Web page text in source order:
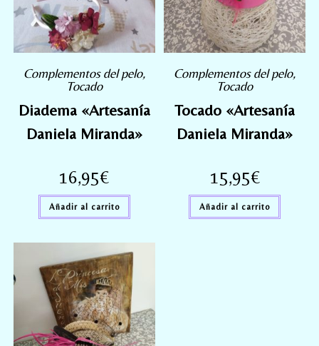
Complementos del pelo,
Tocado
Diadema «Artesanía
Daniela Miranda»
16,95€
Añadir al carrito
Complementos del pelo,
Tocado
Tocado «Artesanía
Daniela Miranda»
15,95€
Añadir al carrito